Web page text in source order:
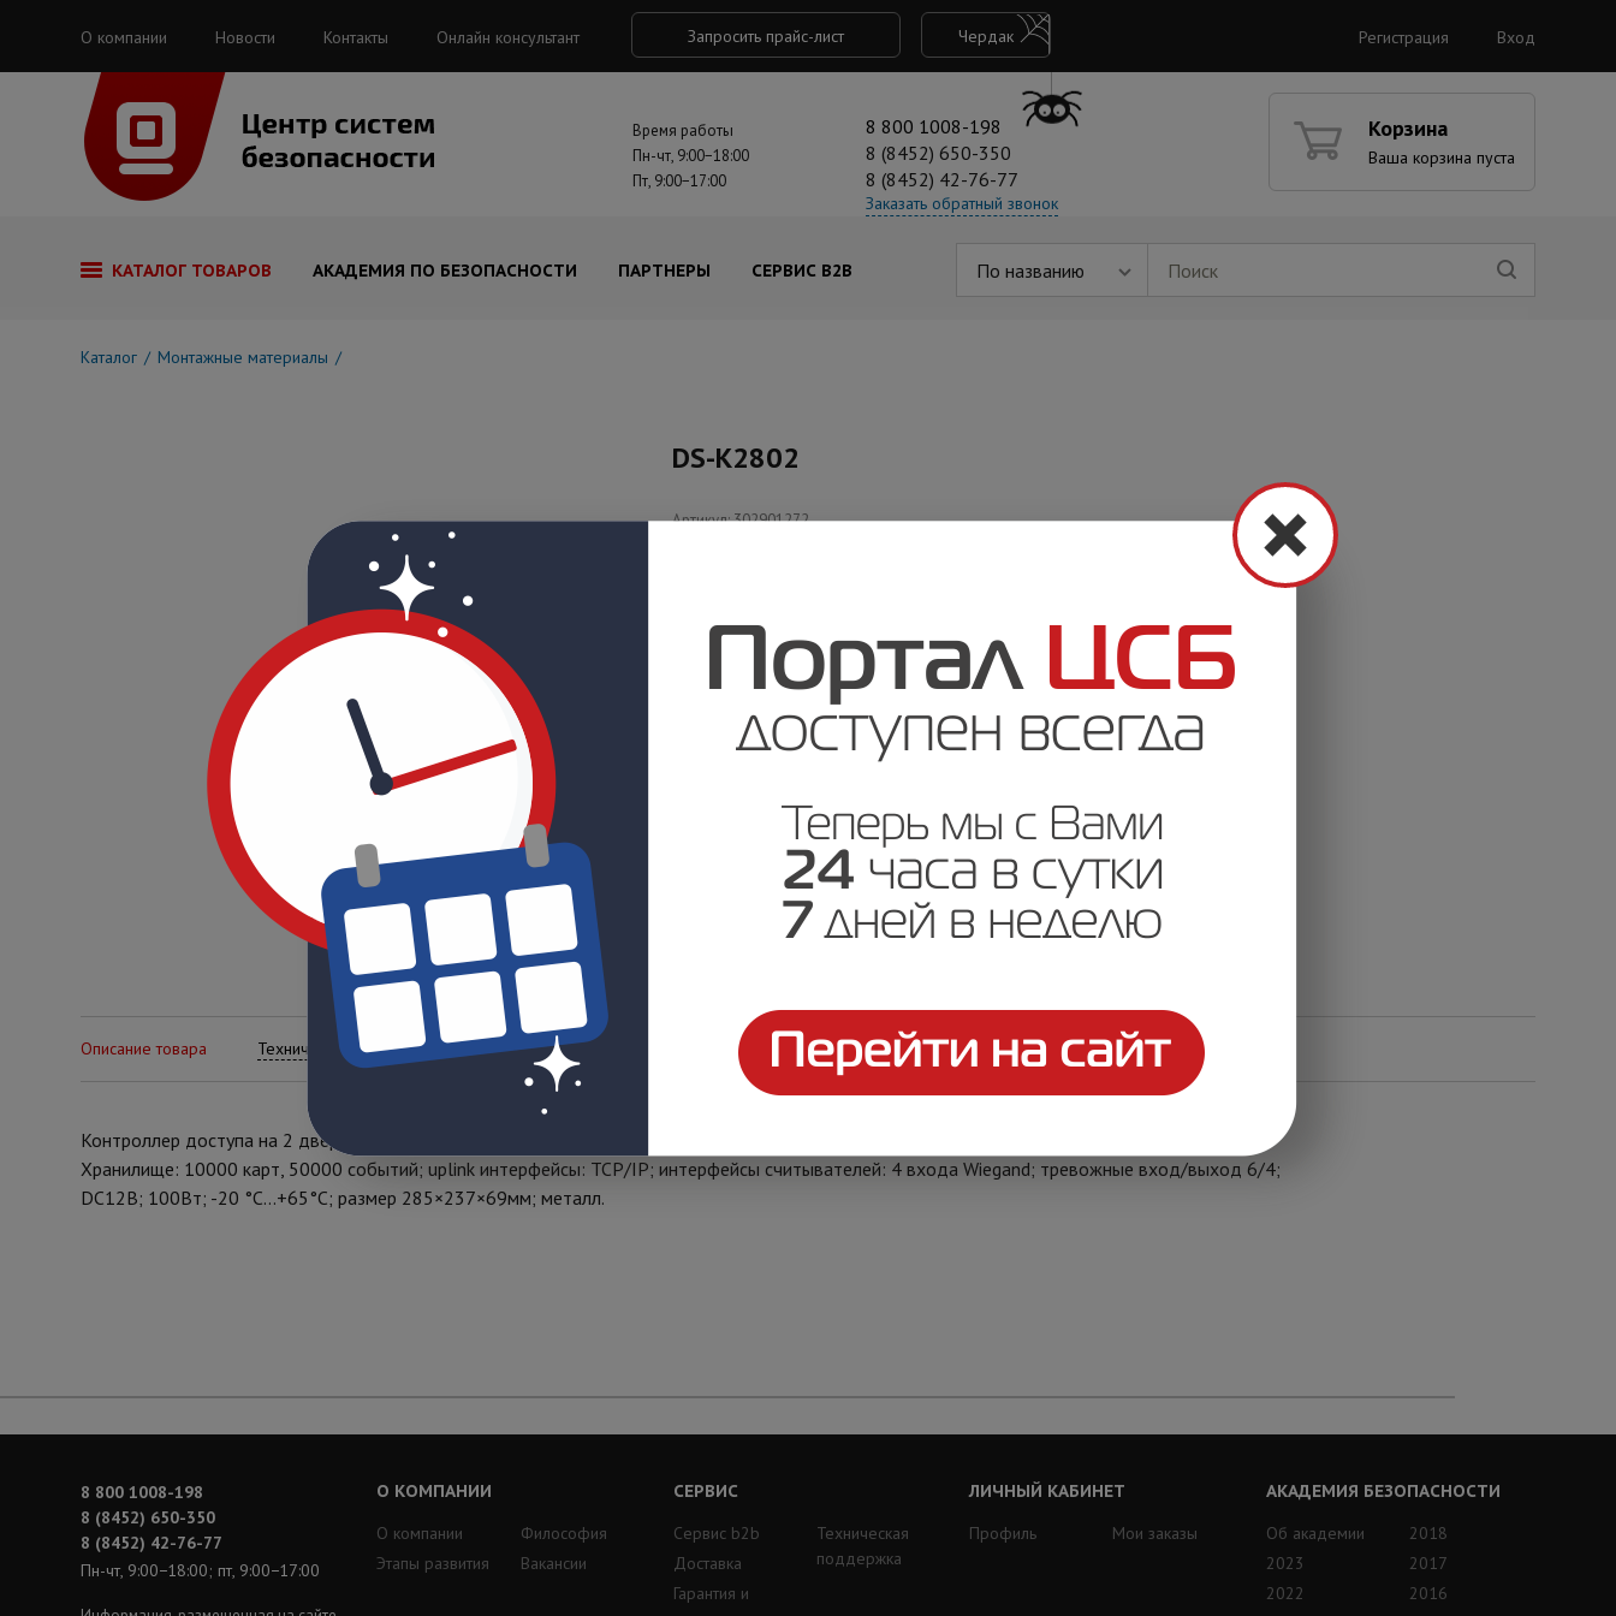
О компании Новости Контакты Онлайн консультант Запросить прайс-лист Чердак Регистрация Вход
Время работы
Пн-чт, 9:00−18:00
Пт, 9:00−17:00
8 800 1008-198
8 (8452) 650-350
8 (8452) 42-76-77
Заказать обратный звонок
Корзина
Ваша корзина пуста
КАТАЛОГ ТОВАРОВ АКАДЕМИЯ ПО БЕЗОПАСНОСТИ ПАРТНЕРЫ СЕРВИС B2B По названию
Каталог Монтажные материалы
DS-K2802
Артикул: 302901272
Описание товара Технические характеристики
Контроллер доступа на 2 двери
Хранилище: 10000 карт, 50000 событий; uplink интерфейсы: TCP/IP; интерфейсы считывателей: 4 входа Wiegand; тревожные вход/выход 6/4;
DC12В; 100Вт; -20 °C...+65°C; размер 285×237×69мм; металл.
8 800 1008-198
8 (8452) 650-350
8 (8452) 42-76-77
Пн-чт, 9:00−18:00; пт, 9:00−17:00
О КОМПАНИИ
О компании
Этапы развития
Философия
Вакансии
СЕРВИС
Сервис b2b
Доставка
Гарантия и
Техническая
поддержка
ЛИЧНЫЙ КАБИНЕТ
Профиль
Мои заказы
АКАДЕМИЯ БЕЗОПАСНОСТИ
Об академии
2023
2022
2018
2017
2016